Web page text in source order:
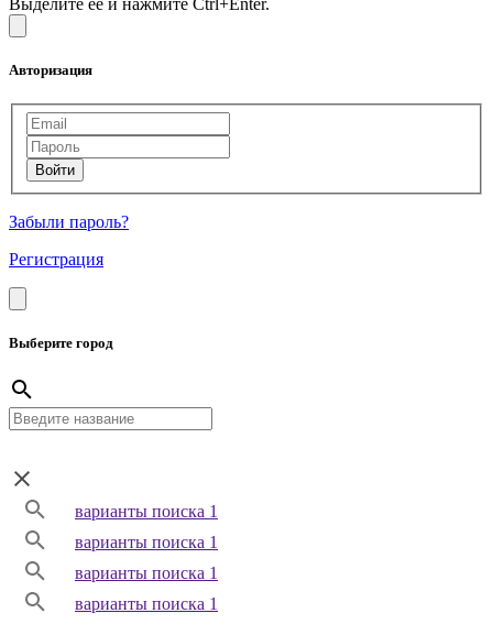
Авторизация
Забыли пароль?
Регистрация
Выберите город
варианты поиска 1
варианты поиска 1
варианты поиска 1
варианты поиска 1